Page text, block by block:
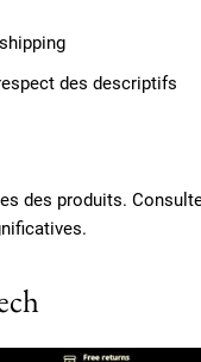
des descriptifs
des produits.